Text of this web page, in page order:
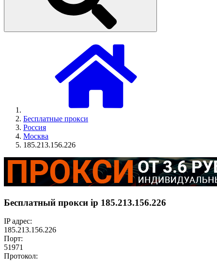
Бесплатные прокси
Россия
Москва
185.213.156.226
Бесплатный прокси ip 185.213.156.226
IP адрес:
185.213.156.226
Порт:
51971
Протокол: